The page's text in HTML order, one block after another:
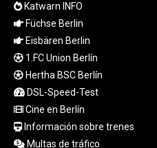
Katwarn INFO
Füchse Berlin
Eisbären Berlin
1.FC Union Berlín
Hertha BSC Berlín
DSL-Speed-Test
Cine en Berlín
Información sobre trenes
Multas de tráfico